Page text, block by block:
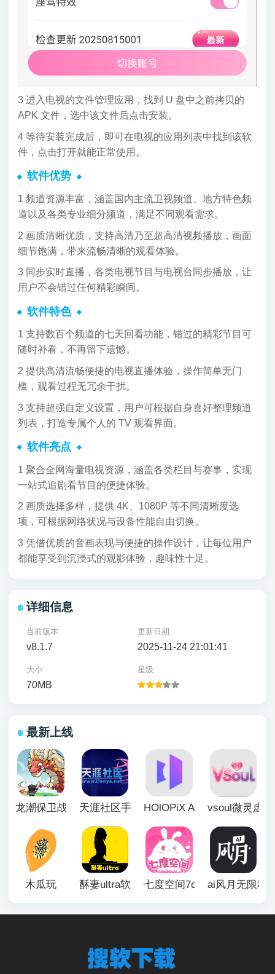
3 进入电视的文件管理应用，找到 U 盘中之前拷贝的
APK 文件，选中该文件后点击安装。
4 等待安装完成后，即可在电视的应用列表中找到该软
件，点击打开就能正常使用。
软件优势
1 频道资源丰富，涵盖国内主流卫视频道、地方特色频
道以及各类专业细分频道，满足不同观看需求。
2 画质清晰优质，支持高清乃至超高清视频播放，画面
细节饱满，带来流畅清晰的观看体验。
3 同步实时直播，各类电视节目与电视台同步播放，让
用户不会错过任何精彩瞬间。
软件特色
1 支持数百个频道的七天回看功能，错过的精彩节目可
随时补看，不再留下遗憾。
2 提供高清流畅便捷的电视直播体验，操作简单无门
槛，观看过程无冗余干扰。
3 支持超强自定义设置，用户可根据自身喜好整理频道
列表，打造专属个人的 TV 观看界面。
软件亮点
1 聚合全网海量电视资源，涵盖各类栏目与赛事，实现
一站式追剧看节目的便捷体验。
2 画质选择多样，提供 4K、1080P 等不同清晰度选
项，可根据网络状况与设备性能自由切换。
3 凭借优质的音画表现与便捷的操作设计，让每位用户
都能享受到沉浸式的观影体验，趣味性十足。
详细信息
当前版本
v8.1.7
更新日期
2025-11-24 21:01:41
大小
70MB
星级
最新上线
龙潮保卫战 天涯社区手机版HOlOPiX AI手机版vsoul微灵虚
木瓜玩 酥妻ultra软件 七度空间7duapp正版
ai风月无限积